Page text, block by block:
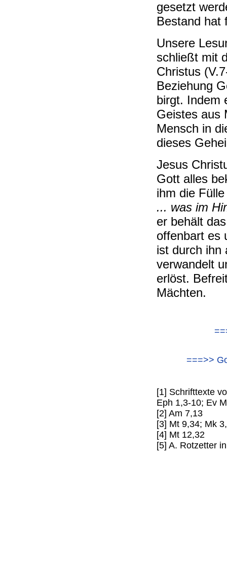
gesetzt
Bestand hat
Unsere
schließt mit
Christus
Beziehung
birgt. Indem
Geistes aus
Mensch in
dieses
Jesus
Gott alles
ihm die
... was im
er behält
offenbart es
ist durch ihn
verwandelt
erlöst.
Mächten.
===>>
[1] Schrifttexte
Eph 1,3-10; Ev
[2] Am 7,13
[3] Mt 9,34; Mk
[4] Mt 12,32
[5] A. Rotzetter